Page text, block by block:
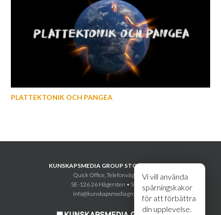
Vi vill använda
spårningskakor
för att förbättra
din upplevelse.
PLATTEKTONIK OCH PANGEA
KUNSKAPSMEDIA GROUP STOCKHOLM AB
Quick Office, Telefonvägen 30
SE-126 26 Hägersten • Sweden
info@kunskapsmediagroup.se